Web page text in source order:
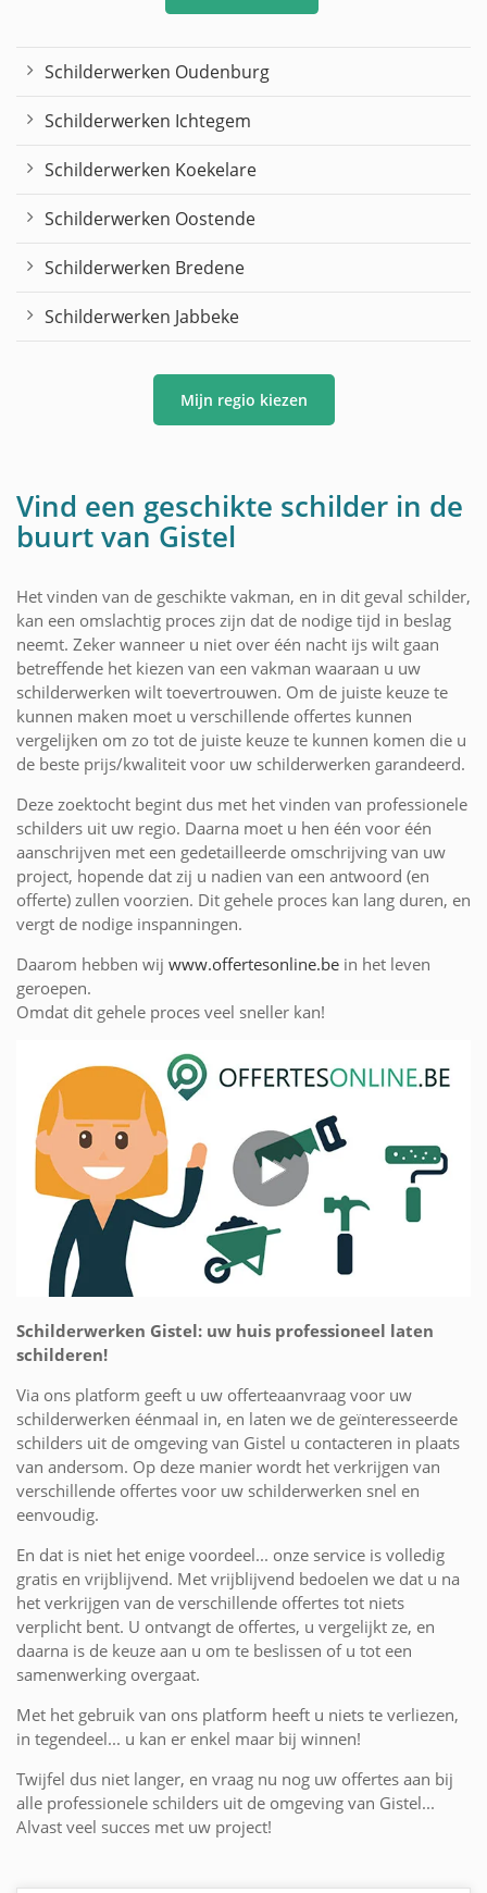
Schilderwerken Oudenburg
Schilderwerken Ichtegem
Schilderwerken Koekelare
Schilderwerken Oostende
Schilderwerken Bredene
Schilderwerken Jabbeke
Mijn regio kiezen
Vind een geschikte schilder in de
buurt van Gistel
Het vinden van de geschikte vakman, en in dit geval schilder,
kan een omslachtig proces zijn dat de nodige tijd in beslag
neemt. Zeker wanneer u niet over één nacht ijs wilt gaan
betreffende het kiezen van een vakman waaraan u uw
schilderwerken wilt toevertrouwen. Om de juiste keuze te
kunnen maken moet u verschillende offertes kunnen
vergelijken om zo tot de juiste keuze te kunnen komen die u
de beste prijs/kwaliteit voor uw schilderwerken garandeerd.
Deze zoektocht begint dus met het vinden van professionele
schilders uit uw regio. Daarna moet u hen één voor één
aanschrijven met een gedetailleerde omschrijving van uw
project, hopende dat zij u nadien van een antwoord (en
offerte) zullen voorzien. Dit gehele proces kan lang duren, en
vergt de nodige inspanningen.
Daarom hebben wij www.offertesonline.be in het leven
geroepen.
Omdat dit gehele proces veel sneller kan!
Schilderwerken Gistel: uw huis professioneel laten
schilderen!
Via ons platform geeft u uw offerteaanvraag voor uw
schilderwerken éénmaal in, en laten we de geïnteresseerde
schilders uit de omgeving van Gistel u contacteren in plaats
van andersom. Op deze manier wordt het verkrijgen van
verschillende offertes voor uw schilderwerken snel en
eenvoudig.
En dat is niet het enige voordeel... onze service is volledig
gratis en vrijblijvend. Met vrijblijvend bedoelen we dat u na
het verkrijgen van de verschillende offertes tot niets
verplicht bent. U ontvangt de offertes, u vergelijkt ze, en
daarna is de keuze aan u om te beslissen of u tot een
samenwerking overgaat.
Met het gebruik van ons platform heeft u niets te verliezen,
in tegendeel... u kan er enkel maar bij winnen!
Twijfel dus niet langer, en vraag nu nog uw offertes aan bij
alle professionele schilders uit de omgeving van Gistel...
Alvast veel succes met uw project!